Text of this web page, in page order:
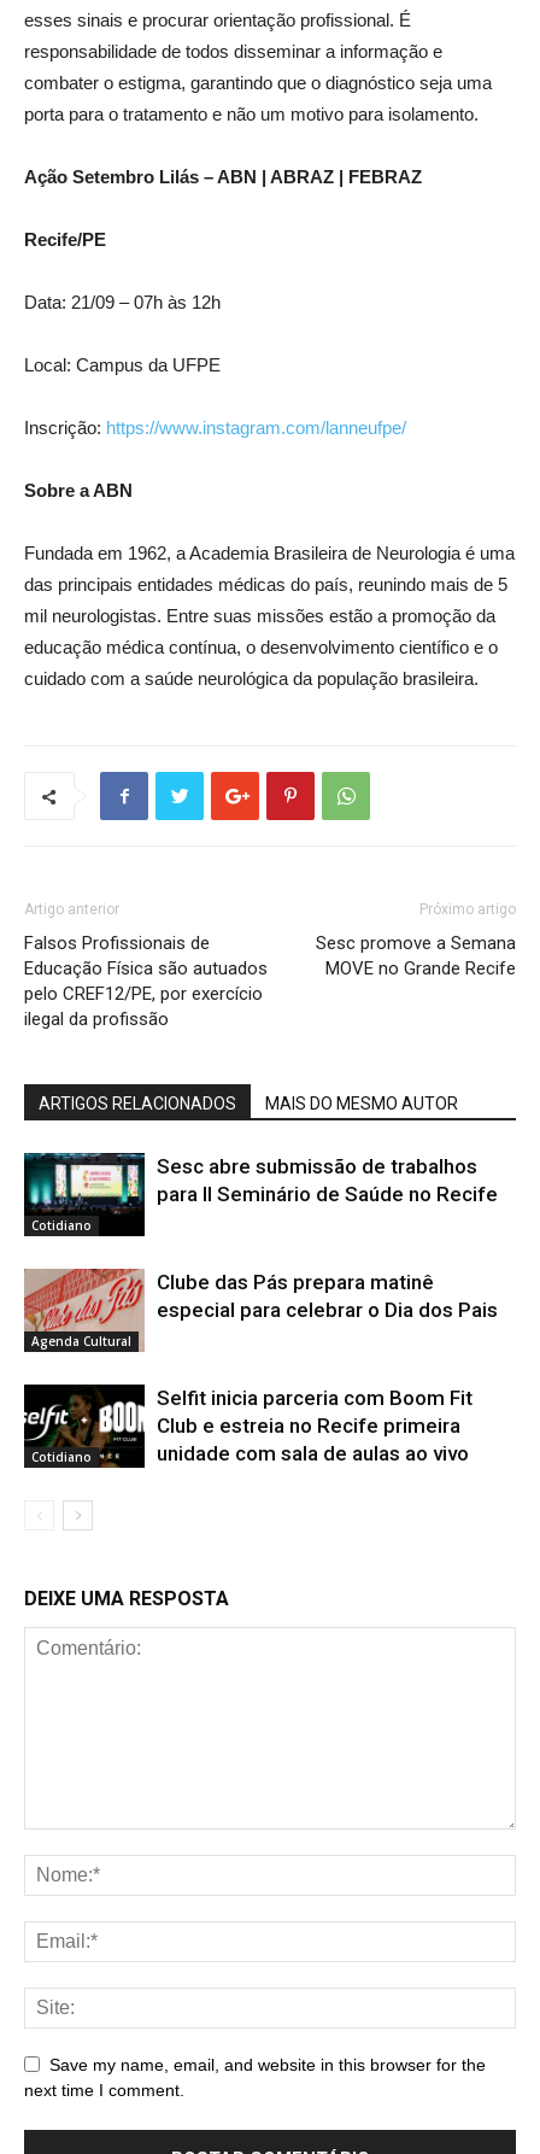
esses sinais e procurar orientação profissional. É
responsabilidade de todos disseminar a informação e
combater o estigma, garantindo que o diagnóstico seja uma
porta para o tratamento e não um motivo para isolamento.
Ação Setembro Lilás – ABN | ABRAZ | FEBRAZ
Recife/PE
Data: 21/09 – 07h às 12h
Local: Campus da UFPE
Inscrição: https://www.instagram.com/lanneufpe/
Sobre a ABN
Fundada em 1962, a Academia Brasileira de Neurologia é uma
das principais entidades médicas do país, reunindo mais de 5
mil neurologistas. Entre suas missões estão a promoção da
educação médica contínua, o desenvolvimento científico e o
cuidado com a saúde neurológica da população brasileira.
Artigo anterior
Falsos Profissionais de
Educação Física são autuados
pelo CREF12/PE, por exercício
ilegal da profissão
Próximo artigo
Sesc promove a Semana
MOVE no Grande Recife
ARTIGOS RELACIONADOS MAIS DO MESMO AUTOR
Cotidiano
Sesc abre submissão de trabalhos
para II Seminário de Saúde no Recife
Agenda Cultural
Clube das Pás prepara matinê
especial para celebrar o Dia dos Pais
Cotidiano
Selfit inicia parceria com Boom Fit
Club e estreia no Recife primeira
unidade com sala de aulas ao vivo
DEIXE UMA RESPOSTA
Save my name, email, and website in this browser for the
next time I comment.